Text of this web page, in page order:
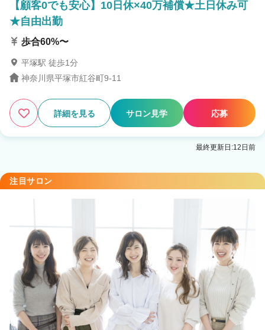
【顧客0でも安心】10日休×40万補償★土日休み可
★自由出勤
歩合60%〜
平塚駅 徒歩1分
神奈川県平塚市紅谷町9-11
詳細を見る サロン見学 応募
最終更新日:12日前
注目サロン